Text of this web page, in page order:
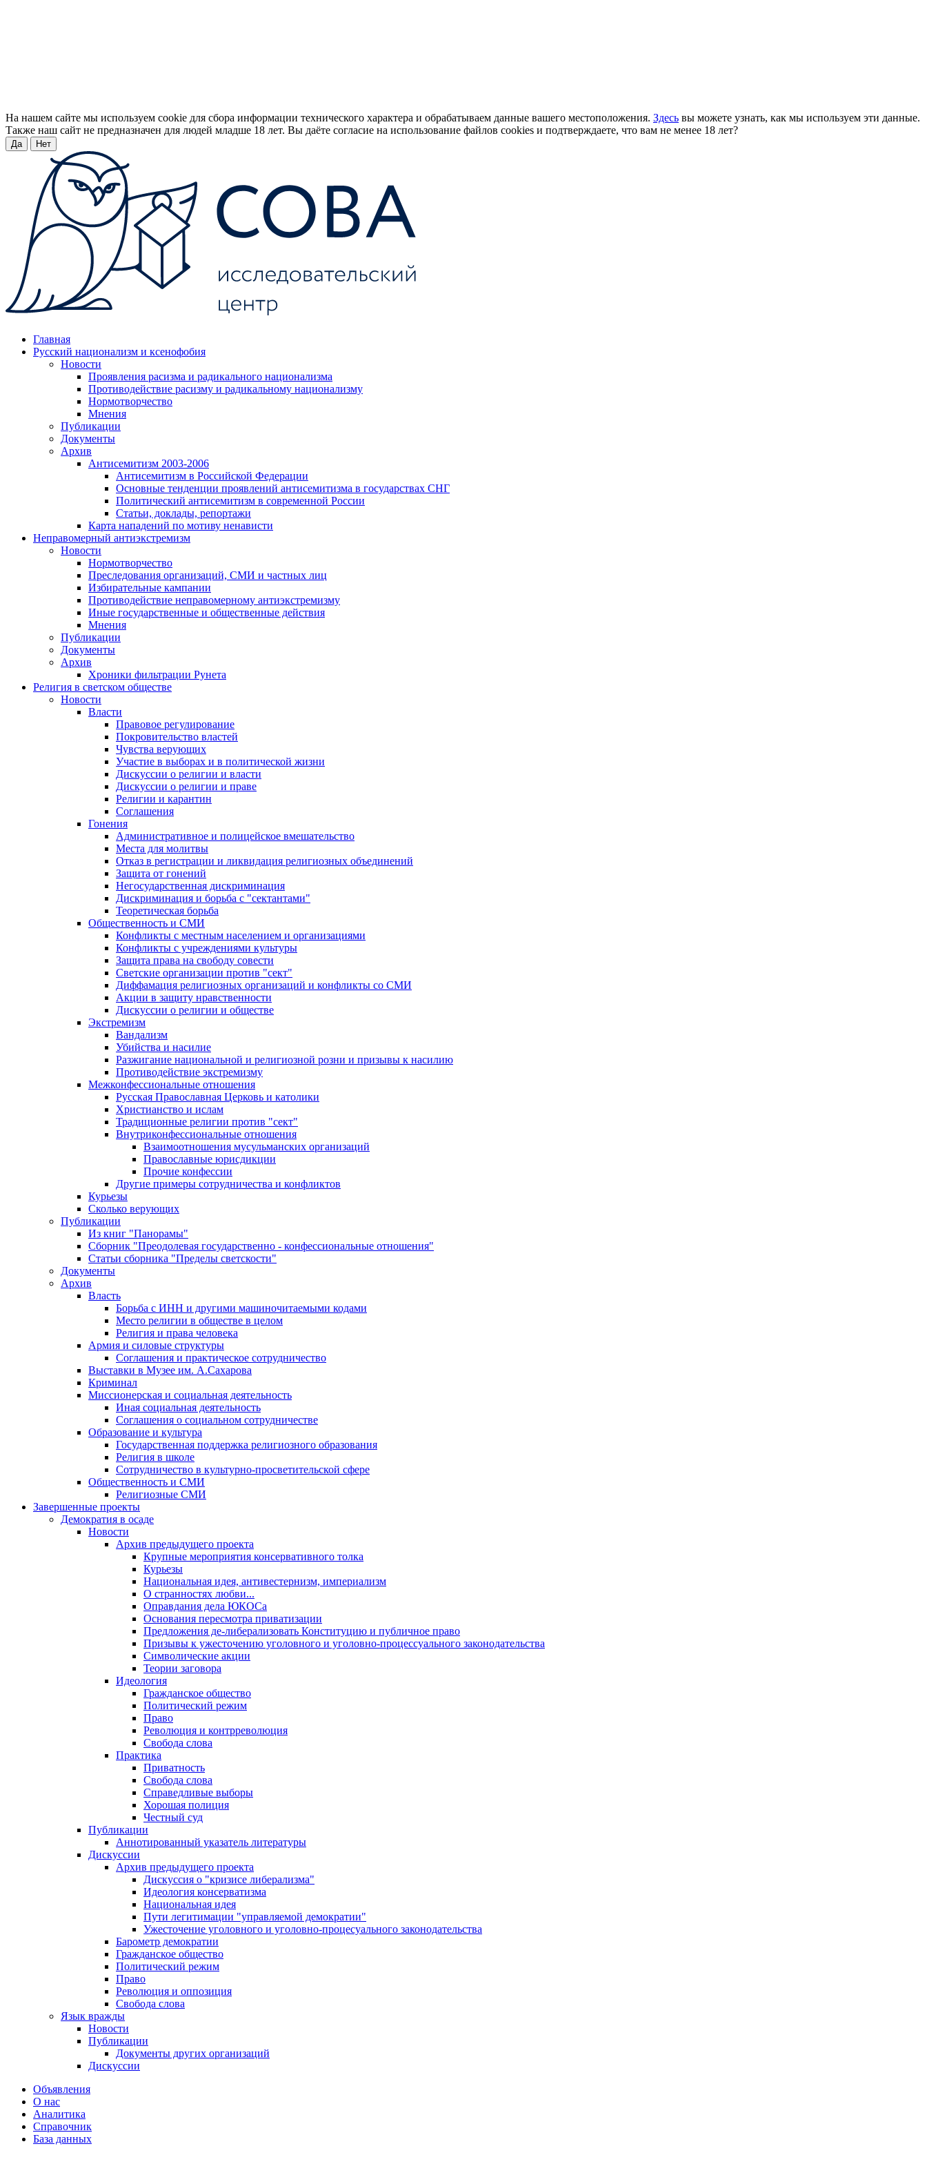
На нашем сайте мы используем cookie для сбора информации технического характера и обрабатываем данные вашего местоположения. Здесь вы можете узнать, как мы используем эти данные.
Также наш сайт не предназначен для людей младше 18 лет. Вы даёте согласие на использование файлов cookies и подтверждаете, что вам не менее 18 лет?
Да Нет
Главная
Русский национализм и ксенофобия
Новости
Проявления расизма и радикального национализма
Противодействие расизму и радикальному национализму
Нормотворчество
Мнения
Публикации
Документы
Архив
Антисемитизм 2003-2006
Антисемитизм в Российской Федерации
Основные тенденции проявлений антисемитизма в государствах СНГ
Политический антисемитизм в современной России
Статьи, доклады, репортажи
Карта нападений по мотиву ненависти
Неправомерный антиэкстремизм
Новости
Нормотворчество
Преследования организаций, СМИ и частных лиц
Избирательные кампании
Противодействие неправомерному антиэкстремизму
Иные государственные и общественные действия
Мнения
Публикации
Документы
Архив
Хроники фильтрации Рунета
Религия в светском обществе
Новости
Власти
Правовое регулирование
Покровительство властей
Чувства верующих
Участие в выборах и в политической жизни
Дискуссии о религии и власти
Дискуссии о религии и праве
Религии и карантин
Соглашения
Гонения
Административное и полицейское вмешательство
Места для молитвы
Отказ в регистрации и ликвидация религиозных объединений
Защита от гонений
Негосударственная дискриминация
Дискриминация и борьба с "сектантами"
Теоретическая борьба
Общественность и СМИ
Конфликты с местным населением и организациями
Конфликты с учреждениями культуры
Защита права на свободу совести
Светские организации против "сект"
Диффамация религиозных организаций и конфликты со СМИ
Акции в защиту нравственности
Дискуссии о религии и обществе
Экстремизм
Вандализм
Убийства и насилие
Разжигание национальной и религиозной розни и призывы к насилию
Противодействие экстремизму
Межконфессиональные отношения
Русская Православная Церковь и католики
Христианство и ислам
Традиционные религии против "сект"
Внутриконфессиональные отношения
Взаимоотношения мусульманских организаций
Православные юрисдикции
Прочие конфессии
Другие примеры сотрудничества и конфликтов
Курьезы
Сколько верующих
Публикации
Из книг "Панорамы"
Сборник "Преодолевая государственно - конфессиональные отношения"
Статьи сборника "Пределы светскости"
Документы
Архив
Власть
Борьба с ИНН и другими машиночитаемыми кодами
Место религии в обществе в целом
Религия и права человека
Армия и силовые структуры
Соглашения и практическое сотрудничество
Выставки в Музее им. А.Сахарова
Криминал
Миссионерская и социальная деятельность
Иная социальная деятельность
Соглашения о социальном сотрудничестве
Образование и культура
Государственная поддержка религиозного образования
Религия в школе
Сотрудничество в культурно-просветительской сфере
Общественность и СМИ
Религиозные СМИ
Завершенные проекты
Демократия в осаде
Новости
Архив предыдущего проекта
Крупные мероприятия консервативного толка
Курьезы
Национальная идея, антивестернизм, империализм
О странностях любви...
Оправдания дела ЮКОСа
Основания пересмотра приватизации
Предложения де-либерализовать Конституцию и публичное право
Призывы к ужесточению уголовного и уголовно-процессуального законодательства
Символические акции
Теории заговора
Идеология
Гражданское общество
Политический режим
Право
Революция и контрреволюция
Свобода слова
Практика
Приватность
Свобода слова
Справедливые выборы
Хорошая полиция
Честный суд
Публикации
Аннотированный указатель литературы
Дискуссии
Архив предыдущего проекта
Дискуссия о "кризисе либерализма"
Идеология консерватизма
Национальная идея
Пути легитимации "управляемой демократии"
Ужесточение уголовного и уголовно-процесуального законодательства
Барометр демократии
Гражданское общество
Политический режим
Право
Революция и оппозиция
Свобода слова
Язык вражды
Новости
Публикации
Документы других организаций
Дискуссии
Объявления
О нас
Аналитика
Справочник
База данных